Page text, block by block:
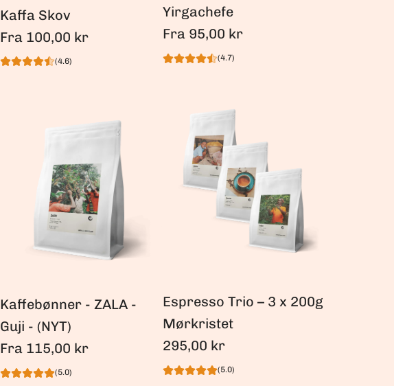
Kaffa Skov
Fra 100,00 kr
(4.6)
Yirgachefe
Fra 95,00 kr
(4.7)
Kaffebønner - ZALA -
Guji - (NYT)
Fra 115,00 kr
(5.0)
Espresso Trio – 3 x 200g
Mørkristet
295,00 kr
(5.0)